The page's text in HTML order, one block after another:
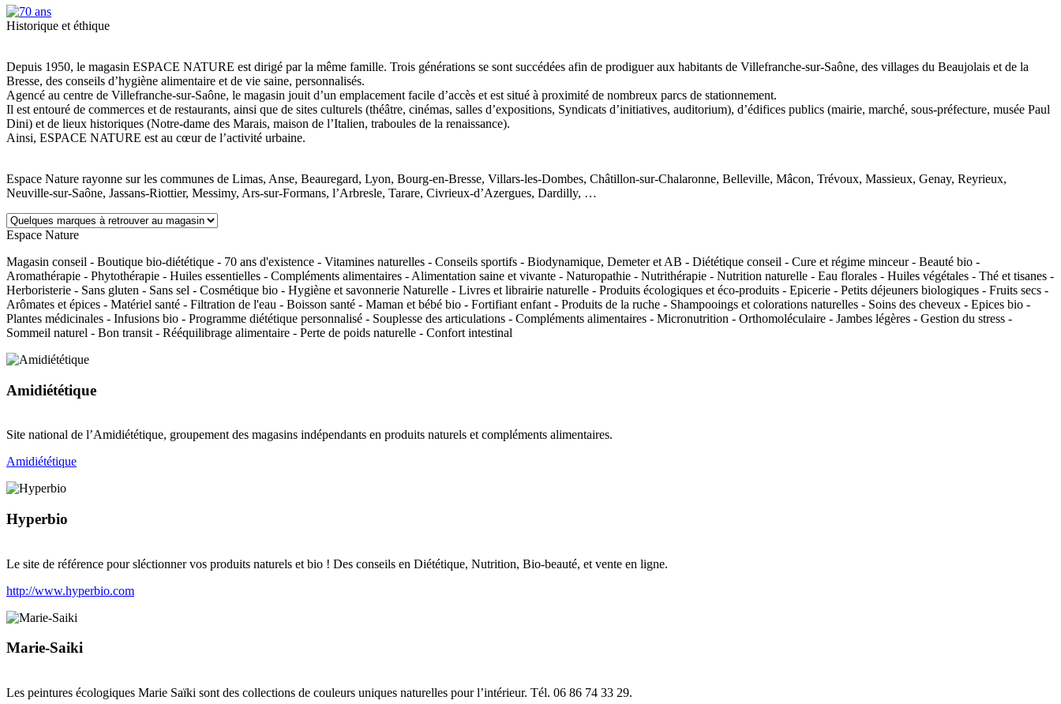
Historique et éthique
Depuis 1950, le magasin ESPACE NATURE est dirigé par la même famille. Trois générations se sont succédées afin de prodiguer aux habitants de Villefranche-sur-Saône, des villages du Beaujolais et de la
Bresse, des conseils d’hygiène alimentaire et de vie saine, personnalisés.
Agencé au centre de Villefranche-sur-Saône, le magasin jouit d’un emplacement facile d’accès et est situé à proximité de nombreux parcs de stationnement.
Il est entouré de commerces et de restaurants, ainsi que de sites culturels (théâtre, cinémas, salles d’expositions, Syndicats d’initiatives, auditorium), d’édifices publics (mairie, marché, sous-préfecture, musée Paul
Dini) et de lieux historiques (Notre-dame des Marais, maison de l’Italien, traboules de la renaissance).
Ainsi, ESPACE NATURE est au cœur de l’activité urbaine.
Espace Nature rayonne sur les communes de Limas, Anse, Beauregard, Lyon, Bourg-en-Bresse, Villars-les-Dombes, Châtillon-sur-Chalaronne, Belleville, Mâcon, Trévoux, Massieux, Genay, Reyrieux,
Neuville-sur-Saône, Jassans-Riottier, Messimy, Ars-sur-Formans, l’Arbresle, Tarare, Civrieux-d’Azergues, Dardilly, …
Espace Nature
Magasin conseil - Boutique bio-diététique - 70 ans d'existence - Vitamines naturelles - Conseils sportifs - Biodynamique, Demeter et AB - Diététique conseil - Cure et régime minceur - Beauté bio -
Aromathérapie - Phytothérapie - Huiles essentielles - Compléments alimentaires - Alimentation saine et vivante - Naturopathie - Nutrithérapie - Nutrition naturelle - Eau florales - Huiles végétales - Thé et tisanes -
Herboristerie - Sans gluten - Sans sel - Cosmétique bio - Hygiène et savonnerie Naturelle - Livres et librairie naturelle - Produits écologiques et éco-produits - Epicerie - Petits déjeuners biologiques - Fruits secs -
Arômates et épices - Matériel santé - Filtration de l'eau - Boisson santé - Maman et bébé bio - Fortifiant enfant - Produits de la ruche - Shampooings et colorations naturelles - Soins des cheveux - Epices bio -
Plantes médicinales - Infusions bio - Programme diététique personnalisé - Souplesse des articulations - Compléments alimentaires - Micronutrition - Orthomoléculaire - Jambes légères - Gestion du stress -
Sommeil naturel - Bon transit - Rééquilibrage alimentaire - Perte de poids naturelle - Confort intestinal
Amidiététique
Site national de l’Amidiététique, groupement des magasins indépendants en produits naturels et compléments alimentaires.
Amidiététique
Hyperbio
Le site de référence pour sléctionner vos produits naturels et bio ! Des conseils en Diététique, Nutrition, Bio-beauté, et vente en ligne.
http://www.hyperbio.com
Marie-Saiki
Les peintures écologiques Marie Saïki sont des collections de couleurs uniques naturelles pour l’intérieur. Tél. 06 86 74 33 29.